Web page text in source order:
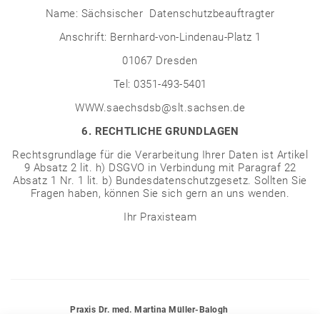
Name: Sächsischer Datenschutzbeauftragter
Anschrift: Bernhard-von-Lindenau-Platz 1
01067 Dresden
Tel: 0351-493-5401
WWW.saechsdsb@slt.sachsen.de
6. RECHTLICHE GRUNDLAGEN
Rechtsgrundlage für die Verarbeitung Ihrer Daten ist Artikel
9 Absatz 2 lit. h) DSGVO in Verbindung mit Paragraf 22
Absatz 1 Nr. 1 lit. b) Bundesdatenschutzgesetz. Sollten Sie
Fragen haben, können Sie sich gern an uns wenden.
Ihr Praxisteam
Praxis Dr. med. Martina Müller-Balogh